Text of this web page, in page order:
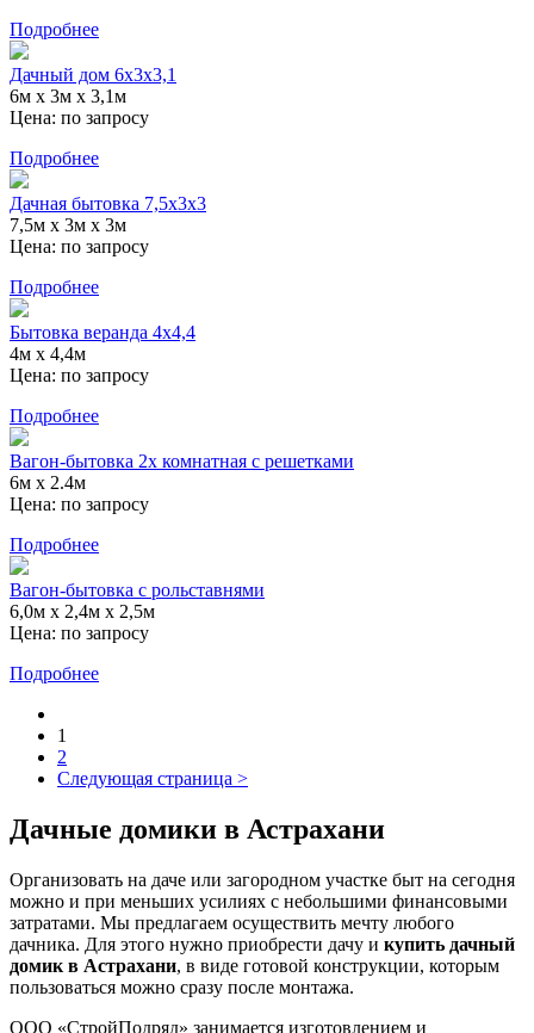
Подробнее
Дачный дом 6х3х3,1
6м x 3м х 3,1м
Цена: по запросу
Подробнее
Дачная бытовка 7,5x3х3
7,5м x 3м х 3м
Цена: по запросу
Подробнее
Бытовка веранда 4х4,4
4м х 4,4м
Цена: по запросу
Подробнее
Вагон-бытовка 2х комнатная с решетками
6м x 2.4м
Цена: по запросу
Подробнее
Вагон-бытовка с рольставнями
6,0м х 2,4м х 2,5м
Цена: по запросу
Подробнее
1
2
Следующая страница >
Дачные домики в Астрахани
Организовать на даче или загородном участке быт на сегодня
можно и при меньших усилиях с небольшими финансовыми
затратами. Мы предлагаем осуществить мечту любого
дачника. Для этого нужно приобрести дачу и купить дачный
домик в Астрахани, в виде готовой конструкции, которым
пользоваться можно сразу после монтажа.
ООО «СтройПодряд» занимается изготовлением и